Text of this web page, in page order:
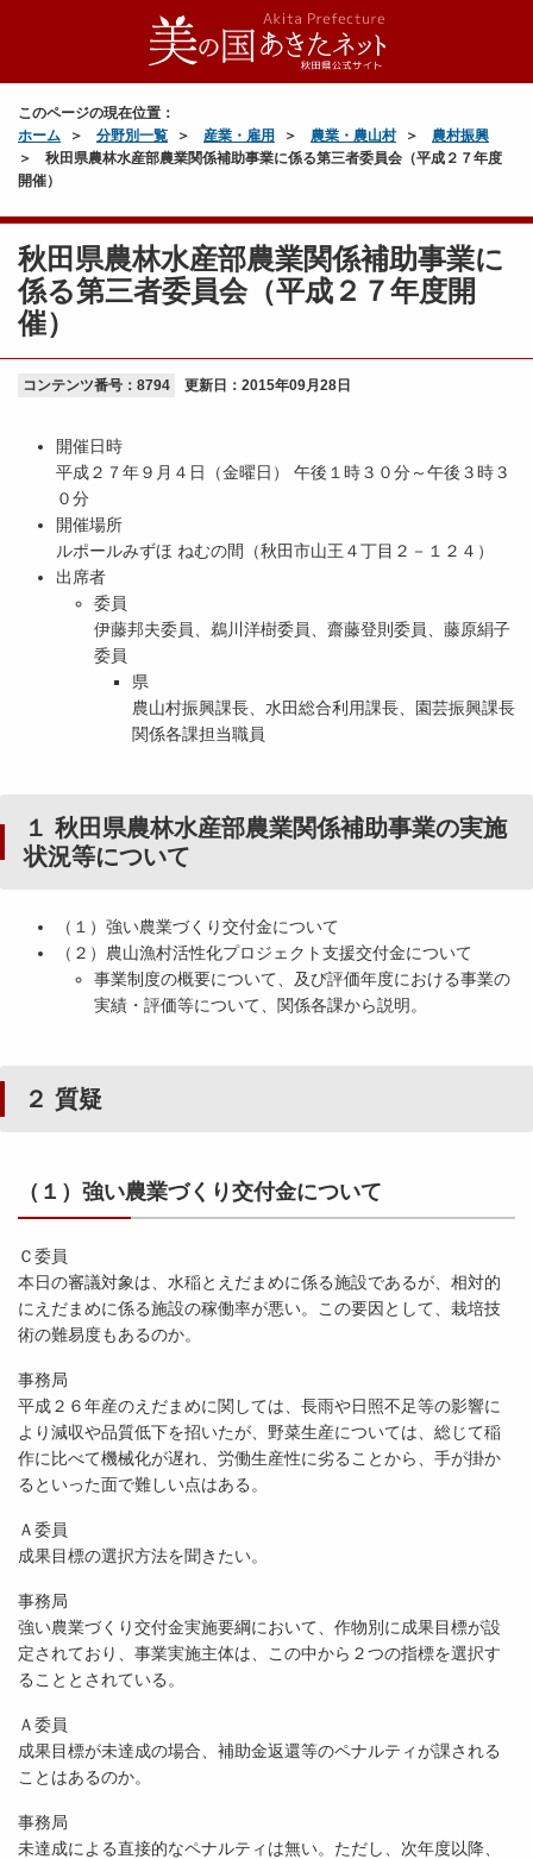
このページの現在位置：
ホーム
分野別一覧 産業・雇用 農業・農山村
農村振興
秋田県農林水産部農業関係補助事業に係る第三者委員会（平成２７年度
開催）
秋田県農林水産部農業関係補助事業に
係る第三者委員会（平成２７年度開
催）
コンテンツ番号：8794 更新日： 2015年09月28日
開催日時
平成２７年９月４日（金曜日） 午後１時３０分～午後３時３
０分
開催場所
ルポールみずほ ねむの間（秋田市山王４丁目２－１２４）
出席者
委員
伊藤邦夫委員、鵜川洋樹委員、齋藤登則委員、藤原絹子
委員
県
農山村振興課長、水田総合利用課長、園芸振興課長
関係各課担当職員
１ 秋田県農林水産部農業関係補助事業の実施
状況等について
（１）強い農業づくり交付金について
（２）農山漁村活性化プロジェクト支援交付金について
事業制度の概要について、及び評価年度における事業の
実績・評価等について、関係各課から説明。
２ 質疑
（１）強い農業づくり交付金について
Ｃ委員
本日の審議対象は、水稲とえだまめに係る施設であるが、相対的
にえだまめに係る施設の稼働率が悪い。この要因として、栽培技
術の難易度もあるのか。
事務局
平成２６年産のえだまめに関しては、長雨や日照不足等の影響に
より減収や品質低下を招いたが、野菜生産については、総じて稲
作に比べて機械化が遅れ、労働生産性に劣ることから、手が掛か
るといった面で難しい点はある。
Ａ委員
成果目標の選択方法を聞きたい。
事務局
強い農業づくり交付金実施要綱において、作物別に成果目標が設
定されており、事業実施主体は、この中から２つの指標を選択す
ることとされている。
Ａ委員
成果目標が未達成の場合、補助金返還等のペナルティが課される
ことはあるのか。
事務局
未達成による直接的なペナルティは無い。ただし、次年度以降、